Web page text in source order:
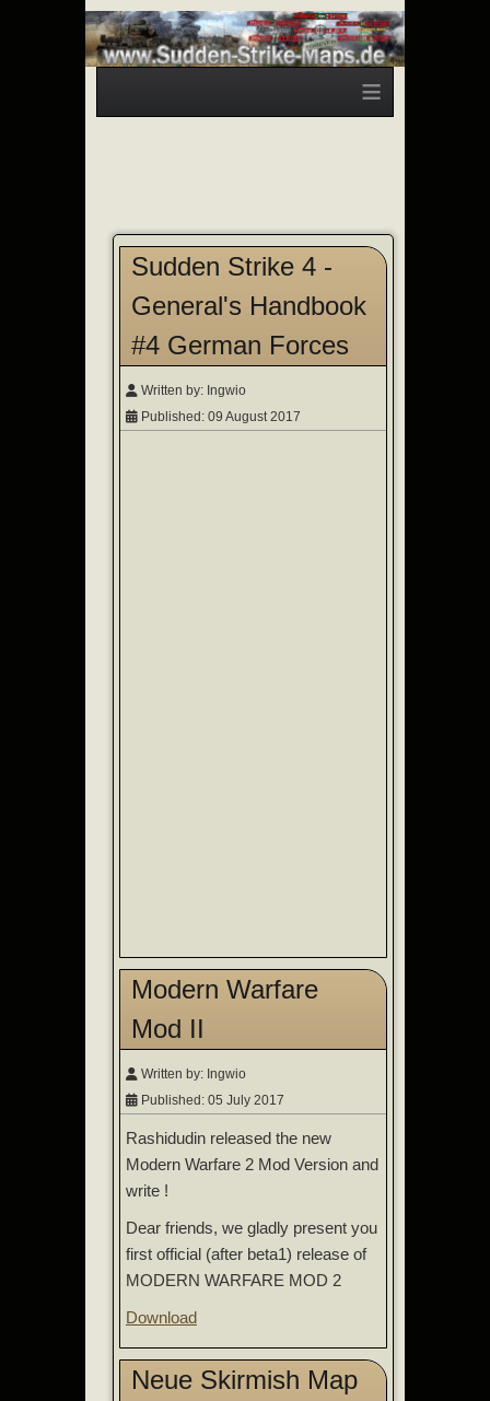
≡
Sudden Strike 4 -
General's Handbook
#4 German Forces
Written by: Ingwio
Published: 09 August 2017
Modern Warfare
Mod II
Written by: Ingwio
Published: 05 July 2017
Rashidudin released the new
Modern Warfare 2 Mod Version and
write !
Dear friends, we gladly present you
first official (after beta1) release of
MODERN WARFARE MOD 2
Download
Neue Skirmish Map